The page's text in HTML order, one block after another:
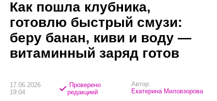
Как пошла клубника,
готовлю быстрый смузи:
беру банан, киви и воду —
витаминный заряд готов
17.06.2026
19:04
Проверено
редакцией
Автор:
Екатерина Миловзорова